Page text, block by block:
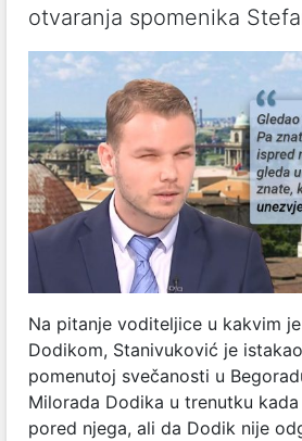
otvaranja spomenika
Na pitanje voditeljice u kakvim
Dodikom, Stanivuković je
pomenutoj svečanosti u
Milorada Dodika u trenutku
pored njega, ali da Dodik nije